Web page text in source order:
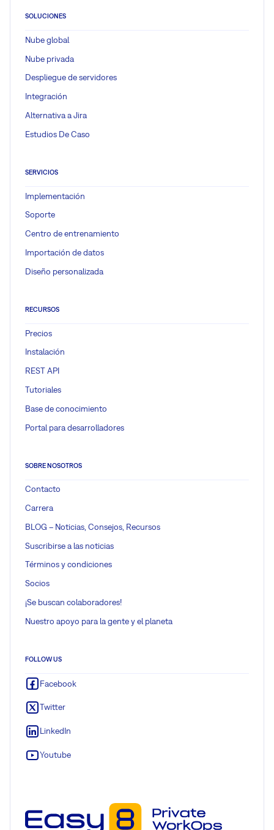
SOLUCIONES
Nube global
Nube privada
Despliegue de servidores
Integración
Alternativa a Jira
Estudios De Caso
SERVICIOS
Implementación
Soporte
Centro de entrenamiento
Importación de datos
Diseño personalizada
RECURSOS
Precios
Instalación
REST API
Tutoriales
Base de conocimiento
Portal para desarrolladores
SOBRE NOSOTROS
Contacto
Carrera
BLOG – Noticias, Consejos, Recursos
Suscribirse a las noticias
Términos y condiciones
Socios
¡Se buscan colaboradores!
Nuestro apoyo para la gente y el planeta
FOLLOW US
Facebook
Twitter
LinkedIn
Youtube